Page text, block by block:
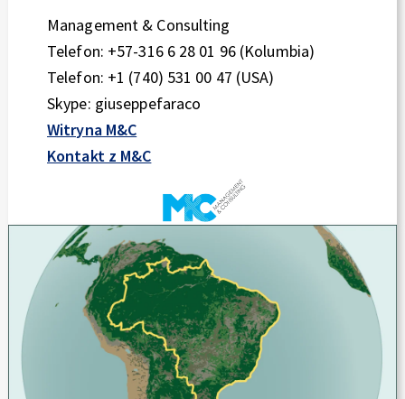
Management & Consulting
Telefon: +57-316 6 28 01 96 (Kolumbia)
Telefon: +1 (740) 531 00 47 (USA)
Skype: giuseppefaraco
Witryna M&C
Kontakt z M&C